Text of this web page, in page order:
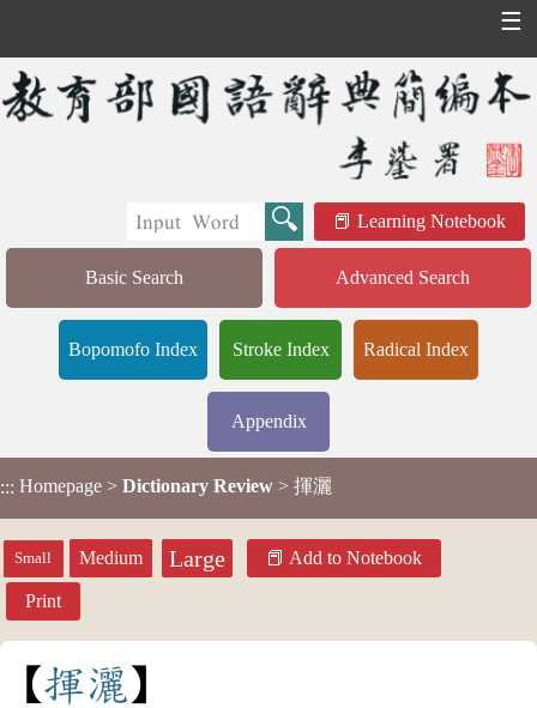
☰
Learning Notebook
Basic Search Advanced Search
Bopomofo Index Stroke Index Radical Index
Appendix
::: Homepage > Dictionary Review > 揮灑
Small Medium Large Add to Notebook
Print
揮灑